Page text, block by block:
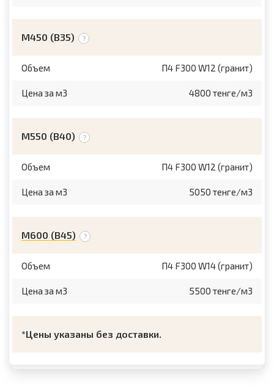
М450 (B35)
Объем П4 F300 W12 (гранит)
Цена за м3 4800 тенге/м3
М550 (B40)
Объем П4 F300 W12 (гранит)
Цена за м3 5050 тенге/м3
М600 (B45)
Объем П4 F300 W14 (гранит)
Цена за м3 5500 тенге/м3
*Цены указаны без доставки.